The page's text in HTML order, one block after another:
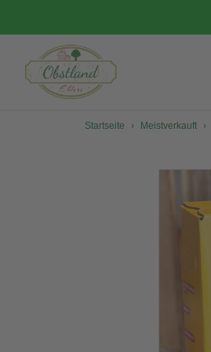
Startseite › Meistverkauft ›